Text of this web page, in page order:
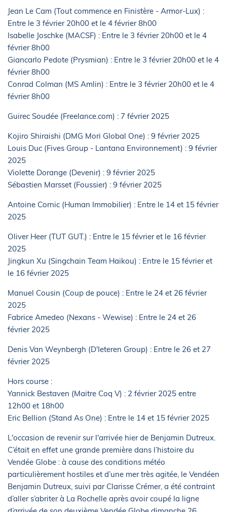
Jean Le Cam (Tout commence en Finistère - Armor-Lux) :
Entre le 3 février 20h00 et le 4 février 8h00
Isabelle Joschke (MACSF) : Entre le 3 février 20h00 et le 4
février 8h00
Giancarlo Pedote (Prysmian) : Entre le 3 février 20h00 et le 4
février 8h00
Conrad Colman (MS Amlin) : Entre le 3 février 20h00 et le 4
février 8h00
Guirec Soudée (Freelance.com) : 7 février 2025
Kojiro Shiraishi (DMG Mori Global One) : 9 février 2025
Louis Duc (Fives Group - Lantana Environnement) : 9 février
2025
Violette Dorange (Devenir) : 9 février 2025
Sébastien Marsset (Foussier) : 9 février 2025
Antoine Cornic (Human Immobilier) : Entre le 14 et 15 février
2025
Oliver Heer (TUT GUT.) : Entre le 15 février et le 16 février
2025
Jingkun Xu (Singchain Team Haikou) : Entre le 15 février et
le 16 février 2025
Manuel Cousin (Coup de pouce) : Entre le 24 et 26 février
2025
Fabrice Amedeo (Nexans - Wewise) : Entre le 24 et 26
février 2025
Denis Van Weynbergh (D'Ieteren Group) : Entre le 26 et 27
février 2025
Hors course :
Yannick Bestaven (Maitre Coq V) : 2 février 2025 entre
12h00 et 18h00
Eric Bellion (Stand As One) : Entre le 14 et 15 février 2025
L'occasion de revenir sur l'arrivée hier de Benjamin Dutreux.
C’était en effet une grande première dans l’histoire du
Vendée Globe : à cause des conditions météo
particulièrement hostiles et d’une mer très agitée, le Vendéen
Benjamin Dutreux, suivi par Clarisse Crémer, a été contraint
d’aller s’abriter à La Rochelle après avoir coupé la ligne